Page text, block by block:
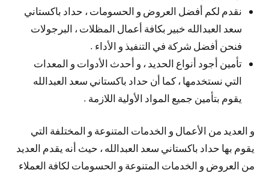
نقدم لكم أفضل العروض و الحسومات ، حداد باكستاني
سعد العبدالله خبير بكافة أعمال المظلات ، البرجولات
فنحن أفضل شركة في التنفيذ و الأداء .
تأمين أجود أنواع الحديد ، و أحدث الأدوات و المعدات
التي نستخدمها ، كما أن حداد باكستاني سعد العبدالله
يقوم بتأمين جميع المواد الأولية اللازمة .
و العديد من الأعمال و الخدمات المتنوعة و المختلفة التي
يقوم بها حداد باكستاني سعد العبدالله ، حيث أنه يقدم العديد
من العروض و الخدمات المتنوعة و الحسومات لكافة العملاء